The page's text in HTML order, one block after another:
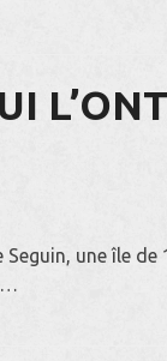
une île de